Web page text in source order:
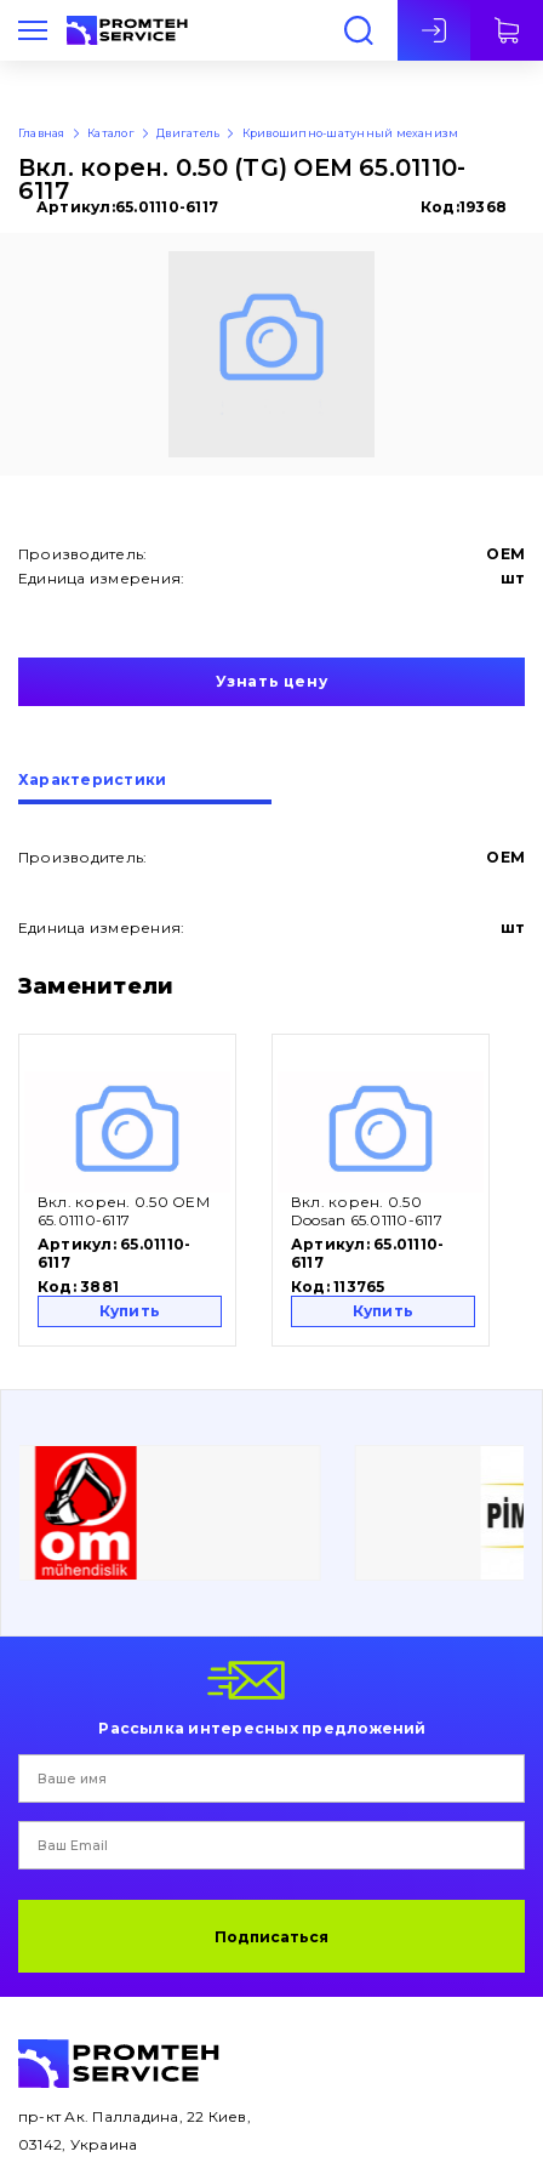
Рус
О нас
Вакансии
Каталог
Фильтры и смазочные материалы
Ходовая часть
Ножи, режущие кромки
Защита (ковша, адаптера)
Трансмиссия
Рама и кузов
Буровой инструмент
Электрооборудование
написати
листа
Главная Каталог Двигатель Кривошипно-шатунный механизм
Вкл. корен. 0.50 (TG) OEM 65.01110-
6117
Артикул:65.01110-6117 Код:19368
Производитель:
OEM
Единица измерения:
шт
Узнать цену
Характеристики
Производитель: OEM
Единица измерения: шт
Заменители
Вкл. корен. 0.50 OEM
65.01110-6117
Артикул: 65.01110-
6117
Код:3881
Купить
Вкл. корен. 0.50
Doosan 65.01110-6117
Артикул: 65.01110-
6117
Код:113765
Купить
Рассылка интересных предложений
Подписаться
пр-кт Ак. Палладина, 22 Киев,
03142, Украина